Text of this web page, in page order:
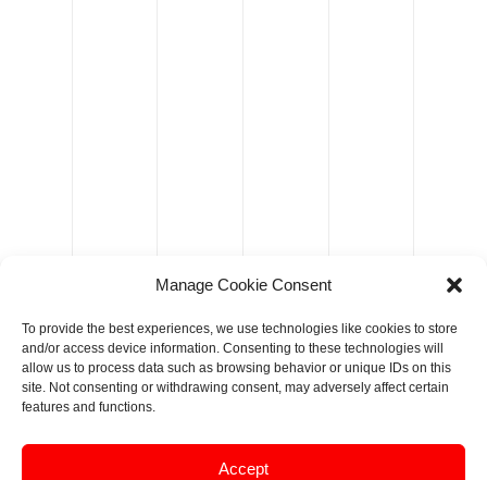
Manage Cookie Consent
To provide the best experiences, we use technologies like cookies to store
and/or access device information. Consenting to these technologies will
allow us to process data such as browsing behavior or unique IDs on this
site. Not consenting or withdrawing consent, may adversely affect certain
features and functions.
Accept